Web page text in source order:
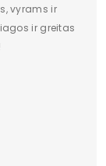
vyrams ir
ir greitas